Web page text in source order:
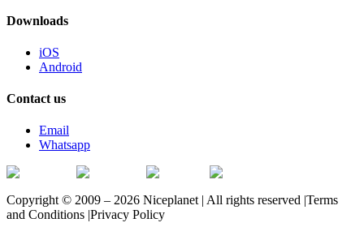
Downloads
iOS
Android
Contact us
Email
Whatsapp
Copyright © 2009 – 2026 Niceplanet | All rights reserved | Terms
and Conditions Privacy Policy